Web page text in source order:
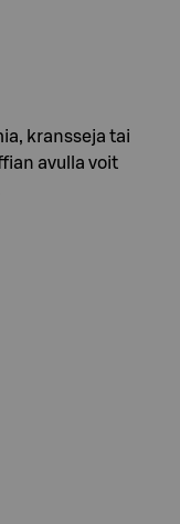
kransseja tai
avulla voit